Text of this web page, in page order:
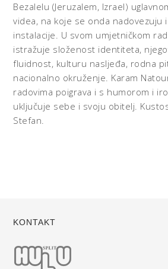
Bezalelu (Jeruzalem, Izrael)
videa, na koje se onda nadovezuju
instalacije. U svom umjetničkom
istražuje složenost identiteta,
fluidnost, kulturu nasljeđa, rodna
nacionalno okruženje. Karam
radovima poigrava i s humorom i
uključuje sebe i svoju obitelj.
Stefan.
KONTAKT